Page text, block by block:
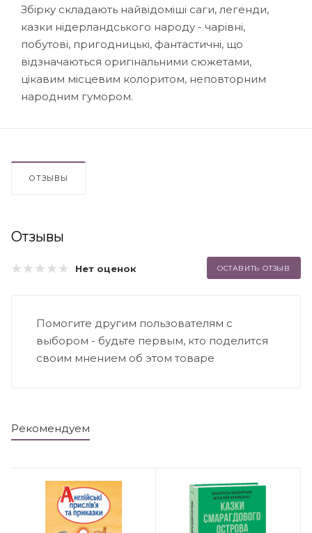
Збірку складають найвідоміші саги, легенди,
казки нідерландського народу - чарівні,
побутові, пригодницькі, фантастичні, що
відзначаються оригінальними сюжетами,
цікавим місцевим колоритом, неповторним
народним гумором.
ОТЗЫВЫ
Отзывы
Нет оценок ОСТАВИТЬ ОТЗЫВ
Помогите другим пользователям с
выбором - будьте первым, кто поделится
своим мнением об этом товаре
Рекомендуем